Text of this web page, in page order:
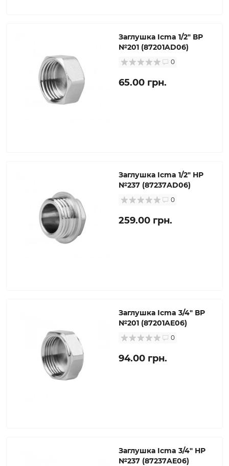
Заглушка Icma 1/2" ВР
№201 (87201AD06)
0
65.00 грн.
Заглушка Icma 1/2" НР
№237 (87237AD06)
0
259.00 грн.
Заглушка Icma 3/4" ВР
№201 (87201AE06)
0
94.00 грн.
Заглушка Icma 3/4" НР
№237 (87237AE06)